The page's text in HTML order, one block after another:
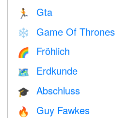
🏃 Gta
❄️ Game Of Thrones
🌈 Fröhlich
🗺 Erdkunde
🎓 Abschluss
🔥 Guy Fawkes